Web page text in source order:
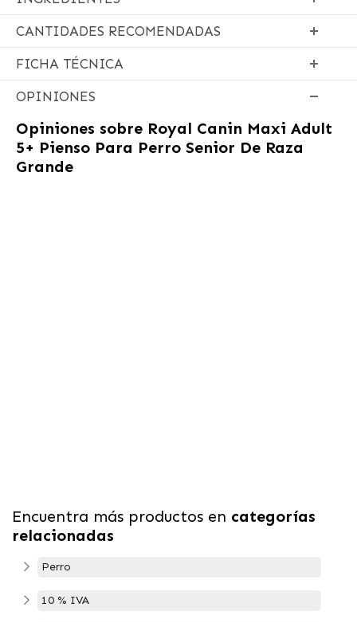
CANTIDADES RECOMENDADAS
FICHA TÉCNICA
OPINIONES
Opiniones sobre Royal Canin Maxi Adult
5+ Pienso Para Perro Senior De Raza
Grande
Encuentra más productos en categorías
relacionadas
Perro
10 % IVA